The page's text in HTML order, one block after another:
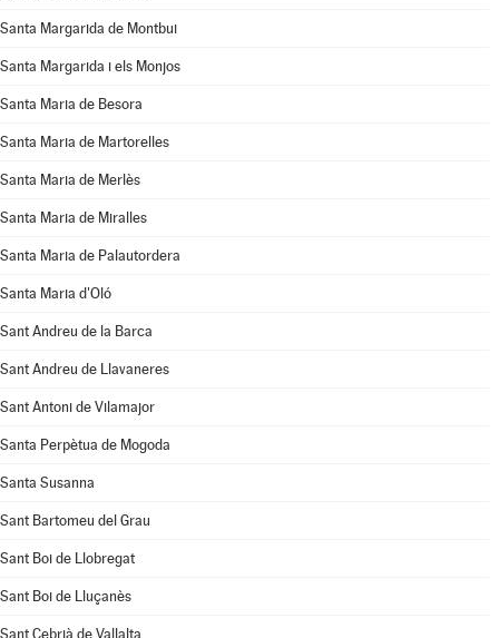
Santa Margarida de Montbui
Santa Margarida i els Monjos
Santa Maria de Besora
Santa Maria de Martorelles
Santa Maria de Merlès
Santa Maria de Miralles
Santa Maria de Palautordera
Santa Maria d'Oló
Sant Andreu de la Barca
Sant Andreu de Llavaneres
Sant Antoni de Vilamajor
Santa Perpètua de Mogoda
Santa Susanna
Sant Bartomeu del Grau
Sant Boi de Llobregat
Sant Boi de Lluçanès
Sant Cebrià de Vallalta